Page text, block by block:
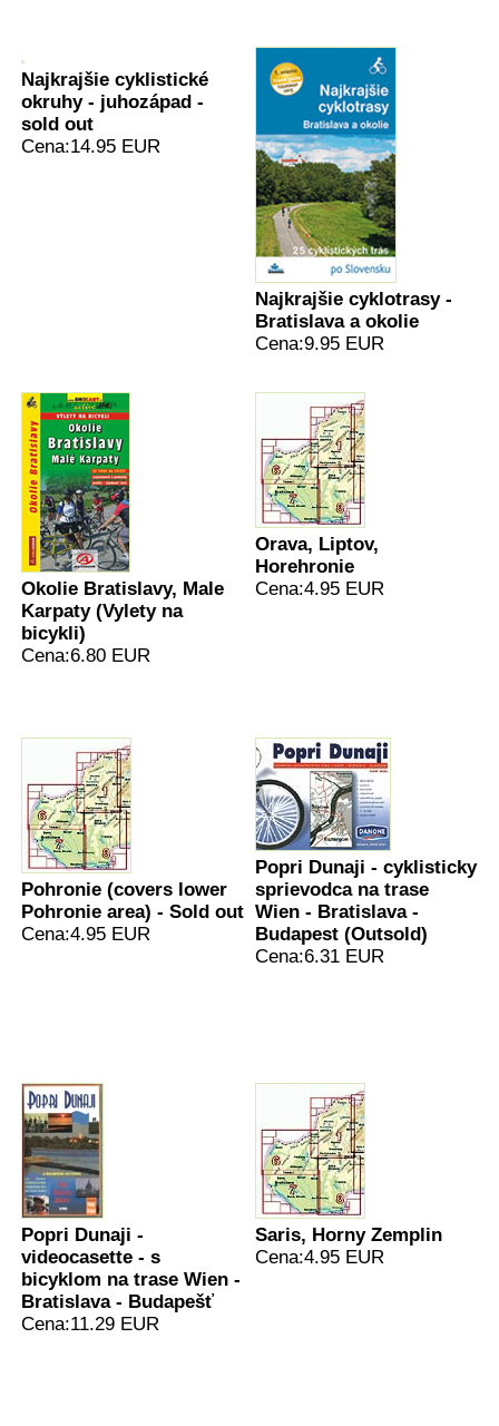
Najkrajšie cyklistické
okruhy - juhozápad -
sold out
Cena:14.95 EUR
Najkrajšie cyklotrasy -
Bratislava a okolie
Cena:9.95 EUR
Okolie Bratislavy, Male
Karpaty (Vylety na
bicykli)
Cena:6.80 EUR
Orava, Liptov,
Horehronie
Cena:4.95 EUR
Pohronie (covers lower
Pohronie area) - Sold out
Cena:4.95 EUR
Popri Dunaji - cyklisticky
sprievodca na trase
Wien - Bratislava -
Budapest (Outsold)
Cena:6.31 EUR
Popri Dunaji -
videocasette - s
bicyklom na trase Wien -
Bratislava - Budapešť
Cena:11.29 EUR
Saris, Horny Zemplin
Cena:4.95 EUR